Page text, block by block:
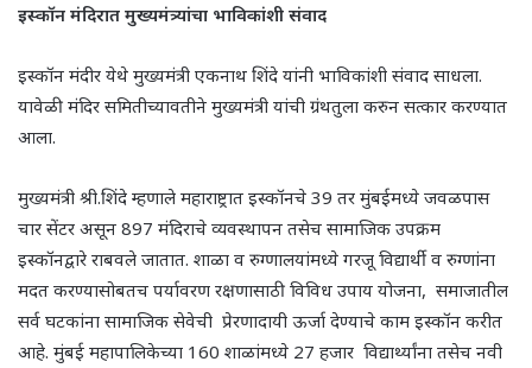
इस्कॉन मंदिरात मुख्यमंत्र्यांचा भाविकांशी संवाद
इस्कॉन मंदीर येथे मुख्यमंत्री एकनाथ शिंदे यांनी भाविकांशी संवाद साधला.
यावेळी मंदिर समितीच्यावतीने मुख्यमंत्री यांची ग्रंथतुला करुन सत्कार करण्यात
आला.
मुख्यमंत्री श्री.शिंदे म्हणाले महाराष्ट्रात इस्कॉनचे 39 तर मुंबईमध्ये जवळपास
चार सेंटर असून 897 मंदिराचे व्यवस्थापन तसेच सामाजिक उपक्रम
इस्कॉनद्वारे राबवले जातात. शाळा व रुग्णालयांमध्ये गरजू विद्यार्थी व रुग्णांना
मदत करण्यासोबतच पर्यावरण रक्षणासाठी विविध उपाय योजना, समाजातील
सर्व घटकांना सामाजिक सेवेची प्रेरणादायी ऊर्जा देण्याचे काम इस्कॉन करीत
आहे. मुंबई महापालिकेच्या 160 शाळांमध्ये 27 हजार विद्यार्थ्यांना तसेच नवी